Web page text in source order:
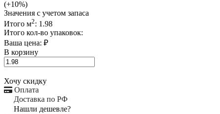
(+10%)
Значения с учетом запаса
Итого м2: 1.98
Итого кол-во упаковок:
Ваша цена: ₽
В корзину
Хочу скидку
Оплата
Доставка по РФ
Нашли дешевле?